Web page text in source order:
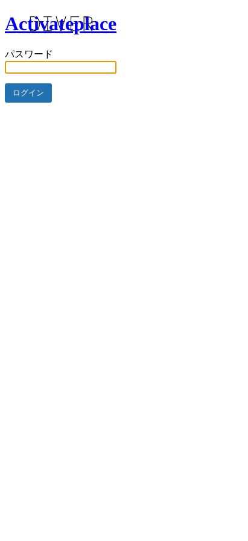
Activateplace
パスワード